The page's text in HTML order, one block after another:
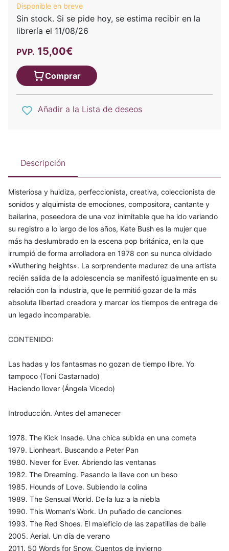
Disponible en breve
Sin stock. Si se pide hoy, se estima recibir en la
librería el 11/08/26
PVP. 15,00€
Comprar
Añadir a la Lista de deseos
Descripción
Misteriosa y huidiza, perfeccionista, creativa, coleccionista de
sonidos y alquimista de emociones, compositora, cantante y
bailarina, poseedora de una voz inimitable que ha ido variando
su registro a lo largo de los años, Kate Bush es la mujer que
más ha deslumbrado en la escena pop británica, en la que
irrumpió de forma arrolladora en 1978 con su nunca olvidado
«Wuthering heights». La sorprendente madurez de una artista
recién salida de la adolescencia se manifestó igualmente en su
relación con la industria, que le permitió gozar de la más
absoluta libertad creadora y marcar los tiempos de entrega de
un legado incomparable.
CONTENIDO:
Las hadas y los fantasmas no gozan de tiempo libre. Yo
tampoco (Toni Castarnado)
Haciendo llover (Ángela Vicedo)
Introducción. Antes del amanecer
1978. The Kick Insade. Una chica subida en una cometa
1979. Lionheart. Buscando a Peter Pan
1980. Never for Ever. Abriendo las ventanas
1982. The Dreaming. Pasando la llave con un beso
1985. Hounds of Love. Subiendo la colina
1989. The Sensual World. De la luz a la niebla
1990. This Woman's Work. Un puñado de canciones
1993. The Red Shoes. El maleficio de las zapatillas de baile
2005. Aerial. Un día de verano
2011. 50 Words for Snow. Cuentos de invierno